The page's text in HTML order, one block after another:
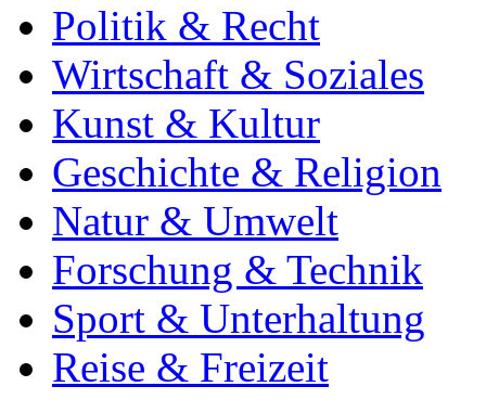
Politik & Recht
Wirtschaft & Soziales
Kunst & Kultur
Geschichte & Religion
Natur & Umwelt
Forschung & Technik
Sport & Unterhaltung
Reise & Freizeit